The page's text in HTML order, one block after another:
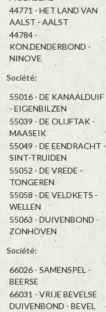
44771 - HET LAND VAN
AALST - AALST
44784 -
KON.DENDERBOND -
NINOVE
Société:
55016 - DE KANAALDUIF
- EIGENBILZEN
55039 - DE OLIJFTAK -
MAASEIK
55049 - DE EENDRACHT -
SINT-TRUIDEN
55052 - DE VREDE -
TONGEREN
55058 - DE VELDKETS -
WELLEN
55063 - DUIVENBOND -
ZONHOVEN
Société:
66026 - SAMENSPEL -
BEERSE
66031 - VRIJE BEVELSE
DUIVENBOND - BEVEL